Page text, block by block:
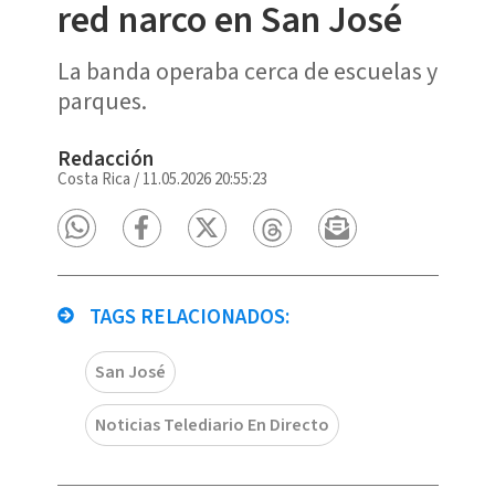
red narco en San José
La banda operaba cerca de escuelas y
parques.
Redacción
Costa Rica /11.05.2026 20:55:23
TAGS RELACIONADOS:
San José
Noticias Telediario En Directo